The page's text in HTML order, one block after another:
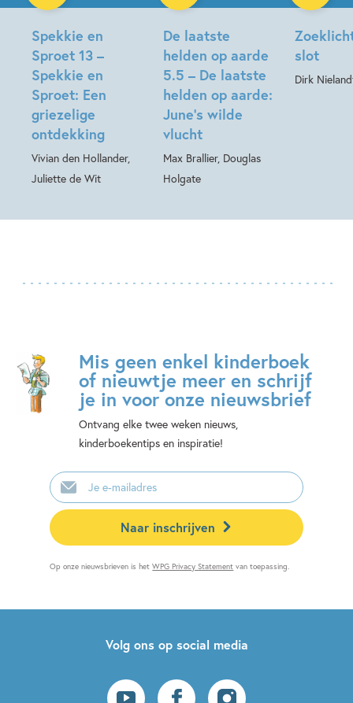
Spekkie en
Sproet 13 –
Spekkie en
Sproet: Een
griezelige
ontdekking
Vivian den Hollander,
Juliette de Wit
Hardcover
De laatste
helden op aarde
5.5 – De laatste
helden op aarde:
June’s wilde
vlucht
Max Brallier, Douglas
Holgate
Hardcover
slot
Dirk
Mis geen enkel kinderboek
of nieuwtje meer en schrijf
je in voor onze nieuwsbrief
Ontvang elke twee weken nieuws,
kinderboekentips en inspiratie!
E-
mailadres
Naar inschrijven
Op onze nieuwsbrieven is hetWPG Privacy Statement van toepassing.
Volg ons op social media